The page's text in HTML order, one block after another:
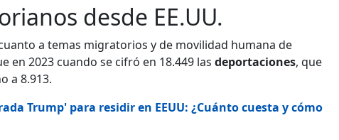
desde EE.UU.
a temas migratorios y de movilidad humana de
en 2023 cuando se cifró en 18.449 las deportaciones, que
a 8.913.
Trump' para residir en EEUU: ¿Cuánto cuesta y cómo